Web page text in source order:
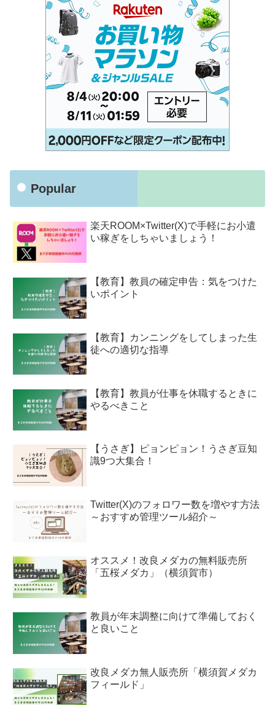
Popular
楽天ROOM×Twitter(X)で手軽にお小遣
い稼ぎをしちゃいましょう！
【教育】教員の確定申告：気をつけた
いポイント
【教育】カンニングをしてしまった生
徒への適切な指導
【教育】教員が仕事を休職するときに
やるべきこと
【うさぎ】ピョンピョン！うさぎ豆知
識9つ大集合！
Twitter(X)のフォロワー数を増やす方法
～おすすめ管理ツール紹介～
オススメ！改良メダカの無料販売所
「五桜メダカ」（横須賀市）
教員が年末調整に向けて準備しておく
と良いこと
改良メダカ無人販売所「横須賀メダカ
フィールド」